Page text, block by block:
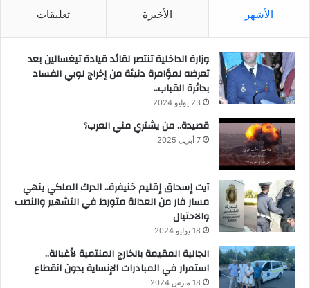
الأشهر الأخيرة تعليقات
وزارة الداخلية تنتصر لقائد قيادة تيغسالين بعد
تعرضه لمؤامرة دنيئة من إخراج لوبي الفساد
بدائرة القباب..
23 يوليو 2024
قصيدة.. من يشتري مني العرب؟
7 أبريل 2025
آيت إسحاق إقليم خنيفرة.. الدرك الملكي ينهي
مسار فار من العدالة متورط في التشهير والنصب
والاحتيال
18 يوليو 2024
الجالية المقيمة بالخارج المنتمية لأغبالة..
استمرار في المبادرات الإنساية بدون انقطاع
18 مارس 2024